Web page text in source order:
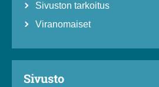
Sivuston tarkoitus
Viranomaiset
Sivusto